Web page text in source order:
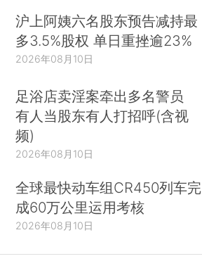
沪上阿姨六名股东预告减持最
多3.5%股权 单日重挫逾23%
2026年08月10日
足浴店卖淫案牵出多名警员
有人当股东有人打招呼(含视
频)
2026年08月10日
全球最快动车组CR450列车完
成60万公里运用考核
2026年08月10日